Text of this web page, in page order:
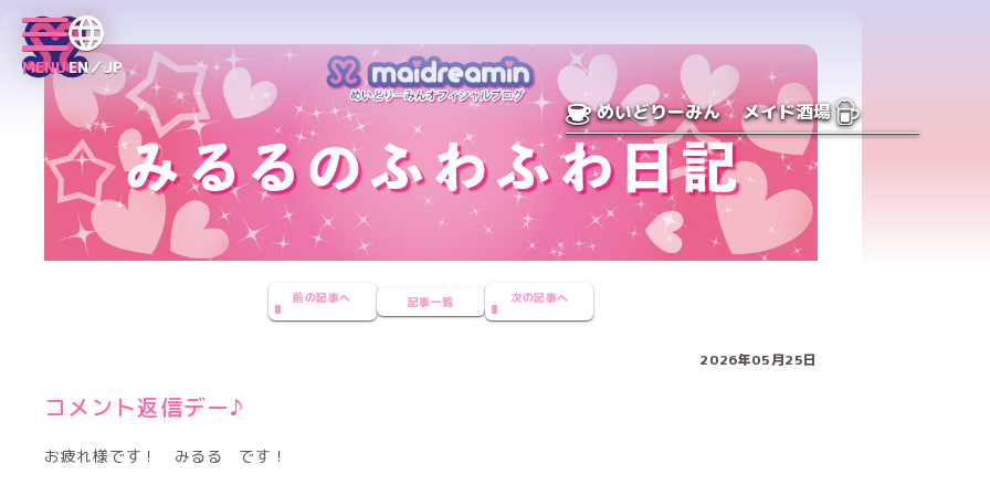
MENUEN／JP
めいどりーみん メイド酒場
前の記事へ 記事一覧 次の記事へ
2026年05月25日
コメント返信デー♪
お疲れ様です！ みるる です！